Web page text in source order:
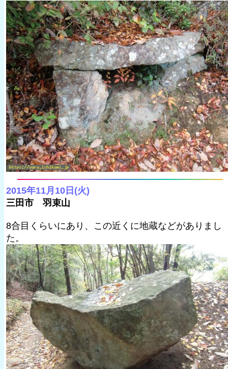
2015年11月10日(火)
三田市 羽束山
8合目くらいにあり、この近くに地蔵などがありまし
た。